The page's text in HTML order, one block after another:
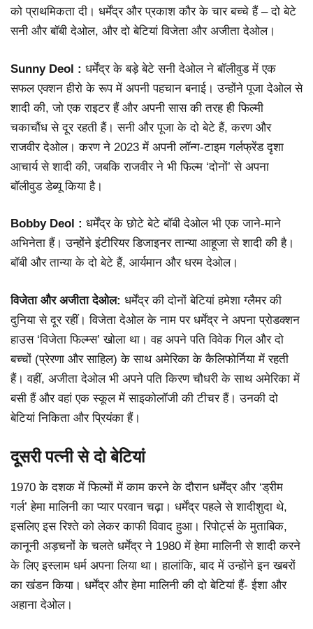
को प्राथमिकता दी। धर्मेंद्र और प्रकाश कौर के चार बच्चे हैं – दो बेटे
सनी और बॉबी देओल, और दो बेटियां विजेता और अजीता देओल।
Sunny Deol : धर्मेंद्र के बड़े बेटे सनी देओल ने बॉलीवुड में एक
सफल एक्शन हीरो के रूप में अपनी पहचान बनाई। उन्होंने पूजा देओल से
शादी की, जो एक राइटर हैं और अपनी सास की तरह ही फिल्मी
चकाचौंध से दूर रहती हैं। सनी और पूजा के दो बेटे हैं, करण और
राजवीर देओल। करण ने 2023 में अपनी लॉन्ग-टाइम गर्लफ्रेंड दृशा
आचार्य से शादी की, जबकि राजवीर ने भी फिल्म ‘दोनों’ से अपना
बॉलीवुड डेब्यू किया है।
Bobby Deol : धर्मेंद्र के छोटे बेटे बॉबी देओल भी एक जाने-माने
अभिनेता हैं। उन्होंने इंटीरियर डिजाइनर तान्या आहूजा से शादी की है।
बॉबी और तान्या के दो बेटे हैं, आर्यमान और धरम देओल।
विजेता और अजीता देओल: धर्मेंद्र की दोनों बेटियां हमेशा ग्लैमर की
दुनिया से दूर रहीं। विजेता देओल के नाम पर धर्मेंद्र ने अपना प्रोडक्शन
हाउस ‘विजेता फिल्म्स’ खोला था। वह अपने पति विवेक गिल और दो
बच्चों (प्रेरणा और साहिल) के साथ अमेरिका के कैलिफोर्निया में रहती
हैं। वहीं, अजीता देओल भी अपने पति किरण चौधरी के साथ अमेरिका में
बसी हैं और वहां एक स्कूल में साइकोलॉजी की टीचर हैं। उनकी दो
बेटियां निकिता और प्रियंका हैं।
दूसरी पत्नी से दो बेटियां
1970 के दशक में फिल्मों में काम करने के दौरान धर्मेंद्र और ‘ड्रीम
गर्ल’ हेमा मालिनी का प्यार परवान चढ़ा। धर्मेंद्र पहले से शादीशुदा थे,
इसलिए इस रिश्ते को लेकर काफी विवाद हुआ। रिपोर्ट्स के मुताबिक,
कानूनी अड़चनों के चलते धर्मेंद्र ने 1980 में हेमा मालिनी से शादी करने
के लिए इस्लाम धर्म अपना लिया था। हालांकि, बाद में उन्होंने इन खबरों
का खंडन किया। धर्मेंद्र और हेमा मालिनी की दो बेटियां हैं- ईशा और
अहाना देओल।